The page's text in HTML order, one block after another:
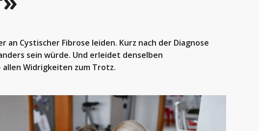
Cystischer Fibrose leiden. Kurz nach der Diagnose
sein würde. Und erleidet denselben
allen Widrigkeiten zum Trotz.